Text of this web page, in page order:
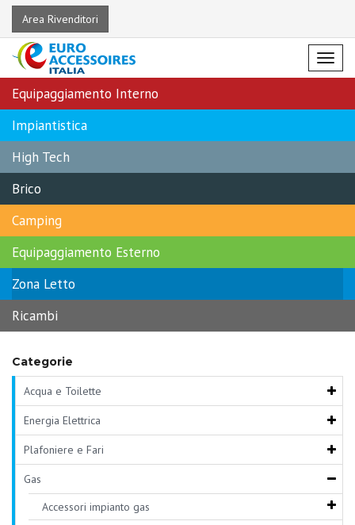
Area Rivenditori
Menu
Equipaggiamento Interno
Impiantistica
High Tech
Brico
Camping
Equipaggiamento Esterno
Zona Letto
Ricambi
Categorie
Acqua e Toilette
Energia Elettrica
Plafoniere e Fari
Gas
Accessori impianto gas